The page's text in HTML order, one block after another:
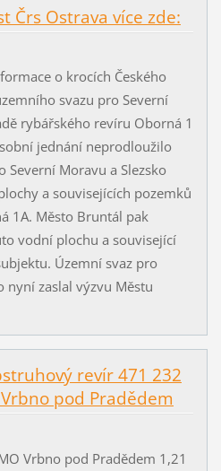
Črs Ostrava více zde:
o krocích Českého
svazu pro Severní
rybářského revíru Oborná 1
jednání neprodloužilo
Severní Moravu a Slezsko
a souvisejících pozemků
1A. Město Bruntál pak
vodní plochu a související
Územní svaz pro
nyní zaslal výzvu Městu
revír 471 232
pod Pradědem
Vrbno pod Pradědem 1,21